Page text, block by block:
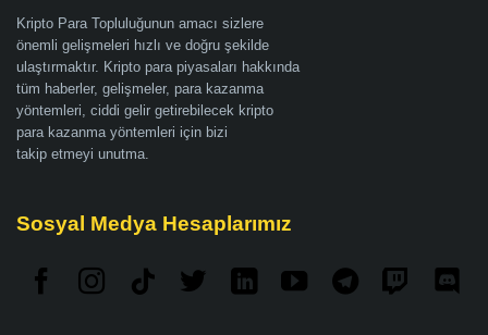
Kripto Para Topluluğunun amacı sizlere
önemli gelişmeleri hızlı ve doğru şekilde
ulaştırmaktır. Kripto para piyasaları hakkında
tüm haberler, gelişmeler, para kazanma
yöntemleri, ciddi gelir getirebilecek kripto
para kazanma yöntemleri için bizi
takip etmeyi unutma.
Sosyal Medya Hesaplarımız